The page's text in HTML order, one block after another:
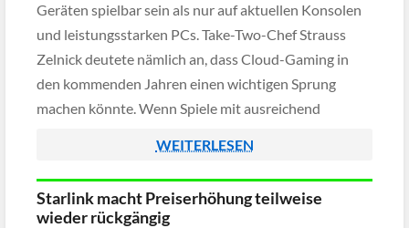
Geräten spielbar sein als nur auf aktuellen Konsolen
und leistungsstarken PCs. Take-Two-Chef Strauss
Zelnick deutete nämlich an, dass Cloud-Gaming in
den kommenden Jahren einen wichtigen Sprung
machen könnte. Wenn Spiele mit ausreichend
wäre auch ein technisch schwächeres Gerät plötzlich
in der Lage, […]
WEITERLESEN
Starlink macht Preiserhöhung teilweise
wieder rückgängig